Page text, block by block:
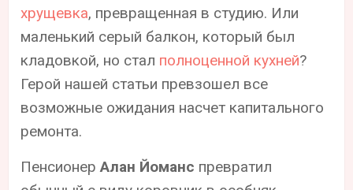
хрущевка, превращенная в студию. Или
маленький серый балкон, который был
кладовкой, но стал полноценной кухней?
Герой нашей статьи превзошел все
возможные ожидания насчет капитального
ремонта.
ПенсионерАлан Йоманс превратил